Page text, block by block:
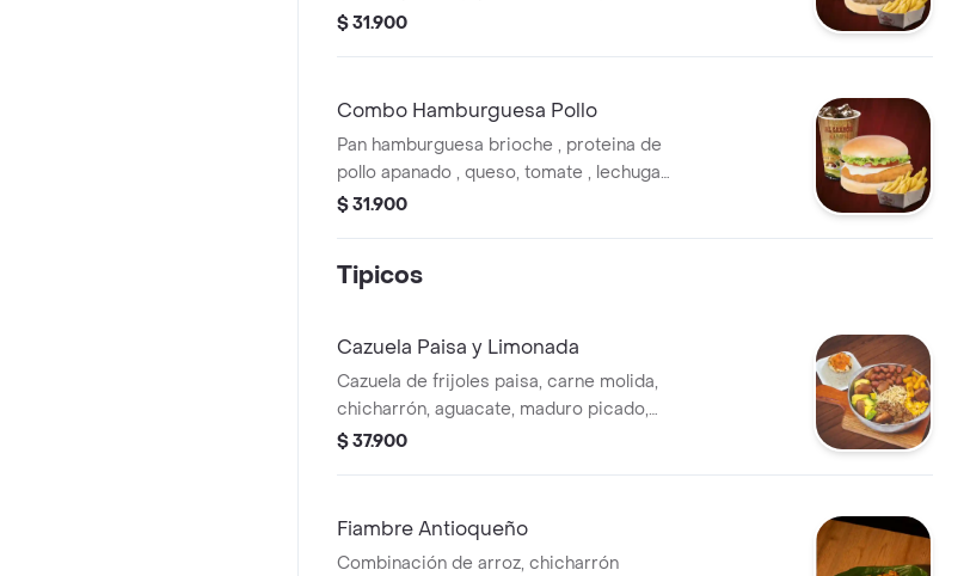
natuchips ,suero y lechuga ,papas a la
$ 31.900
Combo Hamburguesa Pollo
Pan hamburguesa brioche , proteina de
pollo apanado , queso, tomate , lechuga
papas a la francessa y bebida.
$ 31.900
Tipicos
Cazuela Paisa y Limonada
Cazuela de frijoles paisa, carne molida,
chicharrón, aguacate, maduro picado,
maíz, ripio de papa, arroz arepa, hogao y
$ 37.900
Fiambre Antioqueño
Combinación de arroz, chicharrón